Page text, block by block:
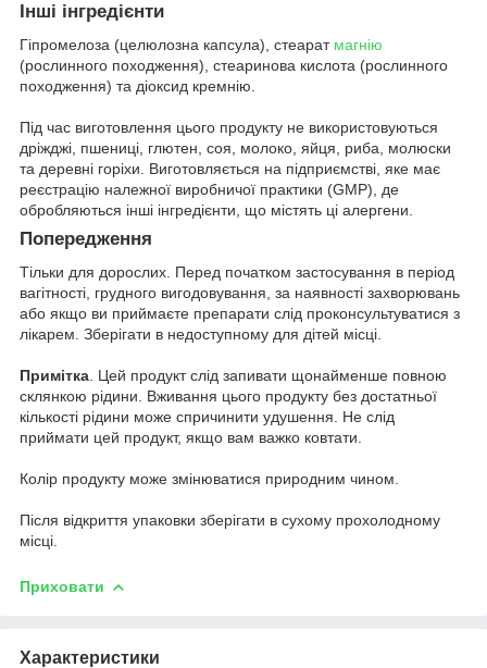
Інші інгредієнти
Гіпромелоза (целюлозна капсула), стеарат магнію
(рослинного походження), стеаринова кислота (рослинного
походження) та діоксид кремнію.
Під час виготовлення цього продукту не використовуються
дріжджі, пшениці, глютен, соя, молоко, яйця, риба, молюски
та деревні горіхи. Виготовляється на підприємстві, яке має
реєстрацію належної виробничої практики (GMP), де
обробляються інші інгредієнти, що містять ці алергени.
Попередження
Тільки для дорослих. Перед початком застосування в період
вагітності, грудного вигодовування, за наявності захворювань
або якщо ви приймаєте препарати слід проконсультуватися з
лікарем. Зберігати в недоступному для дітей місці.
Примітка . Цей продукт слід запивати щонайменше повною
склянкою рідини. Вживання цього продукту без достатньої
кількості рідини може спричинити удушення. Не слід
приймати цей продукт, якщо вам важко ковтати.
Колір продукту може змінюватися природним чином.
Після відкриття упаковки зберігати в сухому прохолодному
місці.
Приховати
Характеристики